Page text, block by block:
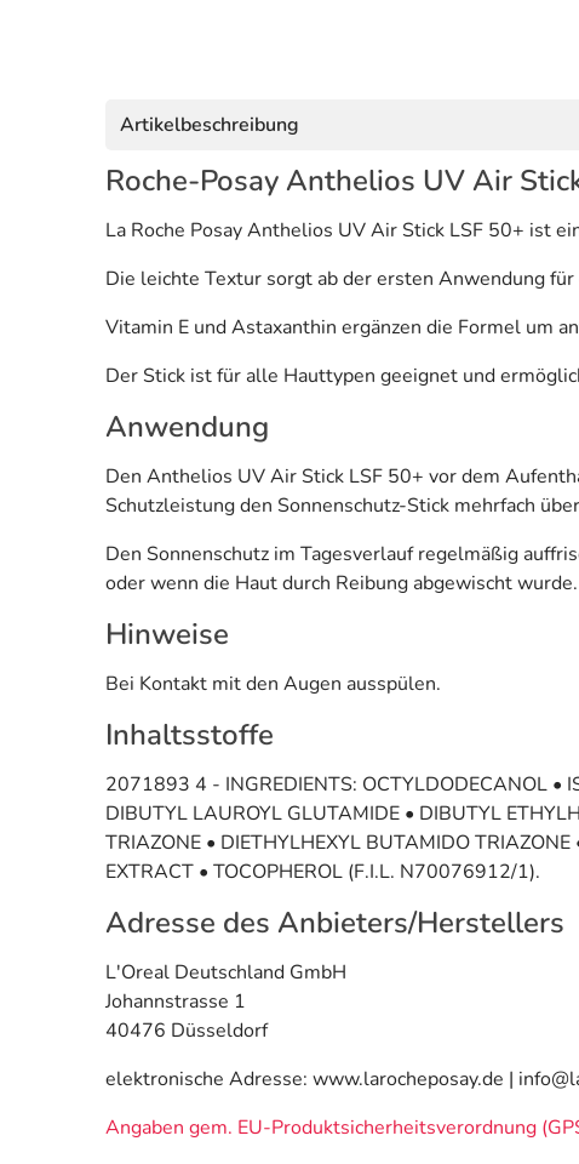
Artikelbeschreibung
Roche-Posay Anthelios UV Air
La Roche Posay Anthelios UV Air Stick LSF 50+ ist
Die leichte Textur sorgt ab der ersten Anwendung
Vitamin E und Astaxanthin ergänzen die Formel um
Der Stick ist für alle Hauttypen geeignet und
Anwendung
Den Anthelios UV Air Stick LSF 50+ vor dem
Schutzleistung den Sonnenschutz-Stick mehrfach
Den Sonnenschutz im Tagesverlauf regelmäßig
oder wenn die Haut durch Reibung abgewischt wurde.
Hinweise
Bei Kontakt mit den Augen ausspülen.
Inhaltsstoffe
2071893 4 - INGREDIENTS: OCTYLDODECANOL •
DIBUTYL LAUROYL GLUTAMIDE • DIBUTYL
TRIAZONE • DIETHYLHEXYL BUTAMIDO
EXTRACT • TOCOPHEROL (F.I.L. N70076912/1).
Adresse des Anbieters/Herstellers
L'Oreal Deutschland GmbH
Johannstrasse 1
40476 Düsseldorf
elektronische Adresse: www.larocheposay.de |
Angaben gem. EU-Produktsicherheitsverordnung